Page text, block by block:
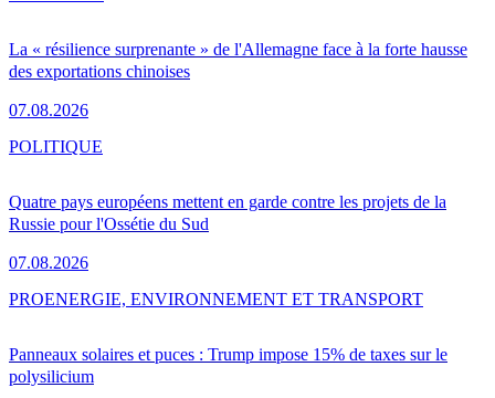
La « résilience surprenante » de l'Allemagne face à la forte hausse
des exportations chinoises
07.08.2026
Quatre pays européens mettent en garde contre les projets de la
Russie pour l'Ossétie du Sud
07.08.2026
POLITIQUE
Panneaux solaires et puces : Trump impose 15% de taxes sur le
polysilicium
PROENERGIE, ENVIRONNEMENT ET TRANSPORT